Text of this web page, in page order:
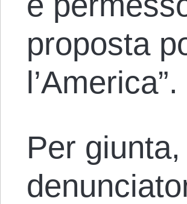
proposta
l’America”.
Per